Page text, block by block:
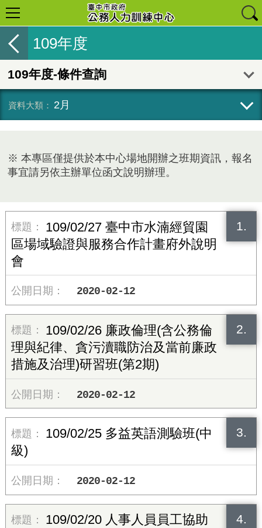
109年度
109年度-條件查詢
2月
※ 本專區僅提供於本中心場地開辦之班期資訊，報名
事宜請另依主辦單位函文說明辦理。
1.
109/02/27 臺中市水湳經貿園
區場域驗證與服務合作計畫府外說明
會
2020-02-12
2.
109/02/26 廉政倫理(含公務倫
理與紀律、貪污瀆職防治及當前廉政
措施及治理)研習班(第2期)
2020-02-12
3.
109/02/25 多益英語測驗班(中
級)
2020-02-12
4.
109/02/20 人事人員員工協助